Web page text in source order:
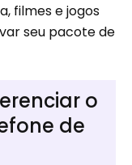
filmes e jogos
seu pacote de
o
de